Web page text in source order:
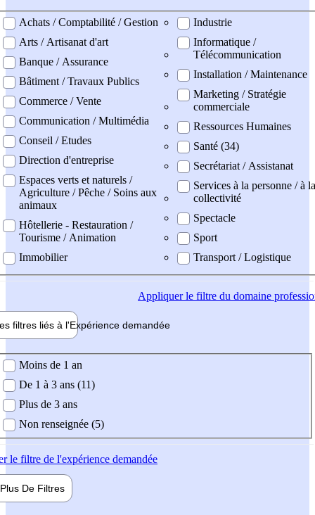
professionel
Achats / Comptabilité / Gestion
Arts / Artisanat d'art
Banque / Assurance
Bâtiment / Travaux Publics
Commerce / Vente
Communication / Multimédia
Conseil / Etudes
Direction d'entreprise
Espaces verts et naturels /
Agriculture / Pêche / Soins aux
animaux
Hôtellerie - Restauration /
Tourisme / Animation
Immobilier
Industrie
Informatique /
Télécommunication
Installation / Maintenance
Marketing / Stratégie
commerciale
Ressources Humaines
Santé (34)
Secrétariat / Assistanat
Services à la personne / à la
collectivité
Spectacle
Sport
Transport / Logistique
Appliquerle filtre du domaine
filtres liés à l'Expérience demandée
demandée
Moins de 1 an
De 1 à 3 ans (11)
Plus de 3 ans
Non renseignée (5)
le filtre de l'expérience demandée
Plus De Filtres